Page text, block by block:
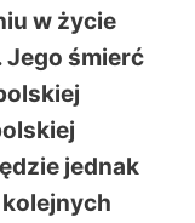
w życie
Jego śmierć
jednak